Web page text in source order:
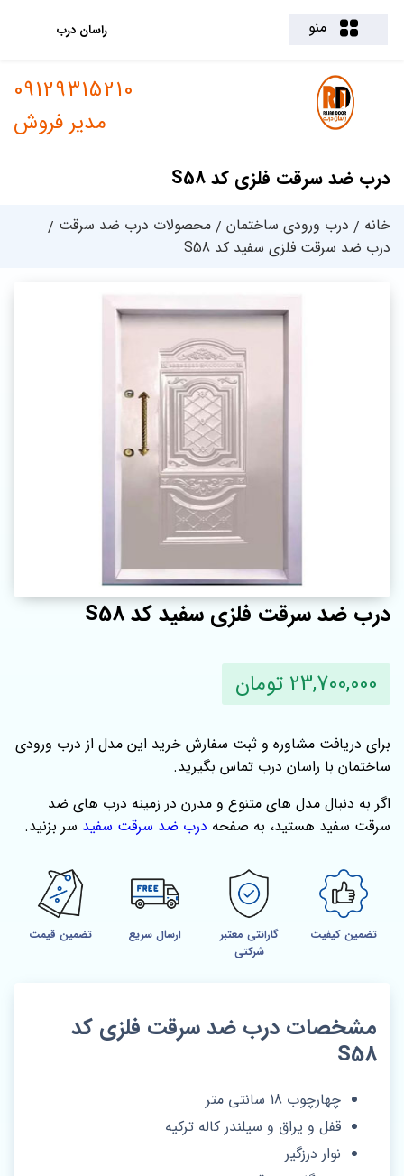
منو راسان درب
درب ضد سرقت فلزی کد S58
09129315210
مدیر فروش
خانه درب ورودی ساختمان
محصولات درب ضد سرقت
درب ضد سرقت فلزی سفید کد S58
درب ضد سرقت فلزی سفید کد S58
23,700,000 تومان
برای دریافت مشاوره و ثبت سفارش خرید این مدل از درب ورودی
ساختمان با راسان درب تماس بگیرید.
اگر به دنبال مدل‌ های متنوع و مدرن در زمینه درب‌ های ضد
سرقت سفید هستید، به صفحه درب ضد سرقت سفید سر بزنید.
تضمین کیفیت
گارانتی معتبر
شرکتی
ارسال سریع تضمین قیمت
مشخصات درب ضد سرقت فلزی کد
S58
چهارچوب 18 سانتی متر
قفل و یراق و سیلندر کاله ترکیه
نوار درزگیر